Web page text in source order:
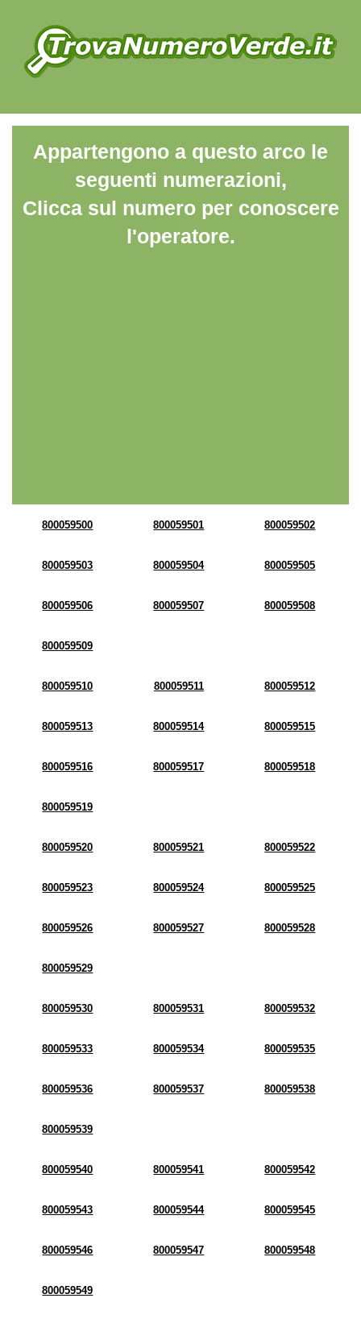
Appartengono a questo arco le
seguenti numerazioni,
Clicca sul numero per conoscere
l'operatore.
800059500 800059501 800059502
800059503 800059504 800059505
800059506 800059507 800059508
800059509
800059510 800059511 800059512
800059513 800059514 800059515
800059516 800059517 800059518
800059519
800059520 800059521 800059522
800059523 800059524 800059525
800059526 800059527 800059528
800059529
800059530 800059531 800059532
800059533 800059534 800059535
800059536 800059537 800059538
800059539
800059540 800059541 800059542
800059543 800059544 800059545
800059546 800059547 800059548
800059549